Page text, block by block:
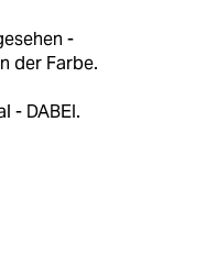
-
der Farbe.
- DABEI.